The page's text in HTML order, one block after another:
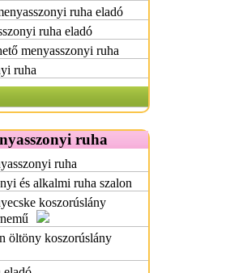
ruha eladó
ruha eladó
menyasszonyi ruha
ruha
ruha
ruha
és alkalmi ruha szalon
koszorúslány
öltöny koszorúslány